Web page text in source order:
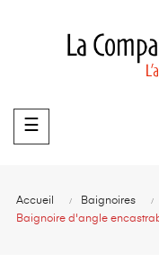
Basculer
la
☰
Accueil Baignoires
Baignoire d'angle